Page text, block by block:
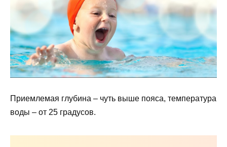
Приемлемая глубина – чуть выше пояса, температура
воды – от 25 градусов.